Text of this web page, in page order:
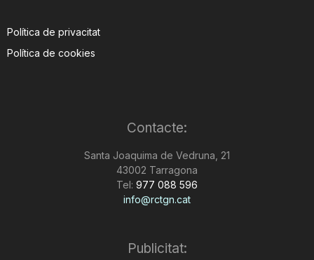
Política de privacitat
Política de cookies
Contacte:
Santa Joaquima de Vedruna, 21
43002 Tarragona
Tel: 977 088 596
info@rctgn.cat
Publicitat: